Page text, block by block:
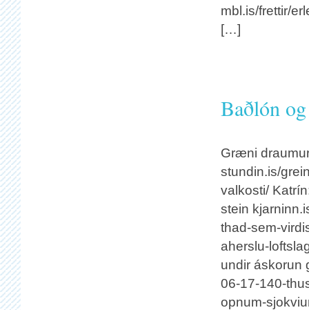
mbl.is/frettir/
[…]
Baðlón
Græni
stundin.is/
valkosti/
stein
thad-sem-
aherslu-
undir áskorun
06-17-140-
opnum-